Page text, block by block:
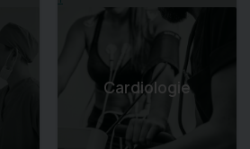
Cardiologie